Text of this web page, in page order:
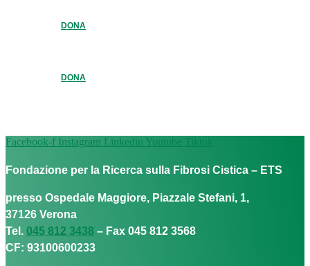
DONA
DONA
Facebook-f Instagram Linkedin Youtube Tiktok
Fondazione per la Ricerca sulla Fibrosi Cistica – ETS
presso Ospedale Maggiore, Piazzale Stefani, 1,
37126 Verona
Tel. 045 812 3438 – Fax 045 812 3568
CF: 93100600233